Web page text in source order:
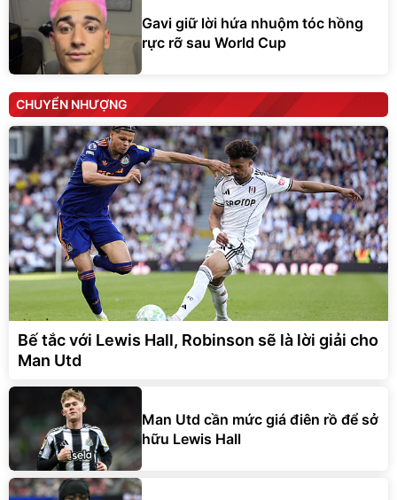
Gavi giữ lời hứa nhuộm tóc hồng
rực rỡ sau World Cup
CHUYỂN NHƯỢNG
Bế tắc với Lewis Hall, Robinson sẽ là lời giải cho
Man Utd
Man Utd cần mức giá điên rồ để sở
hữu Lewis Hall